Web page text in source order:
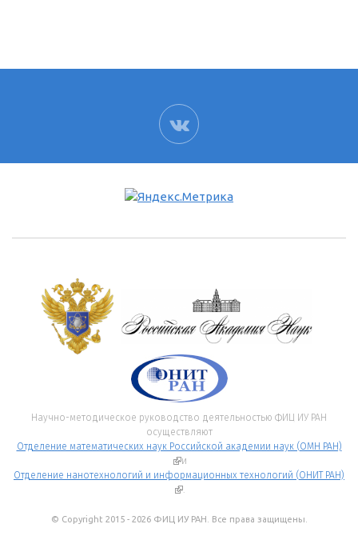
ВК
Научно-методическое руководство деятельностью ФИЦ ИУ РАН
осуществляют
Отделение математических наук Российской академии наук (ОМН РАН)
(внешняя ссылка)
и
Отделение нанотехнологий и информационных технологий (ОНИТ РАН)
(внешняя ссылка)
.
© Copyright 2015 - 2026 ФИЦ ИУ РАН. Все права защищены.